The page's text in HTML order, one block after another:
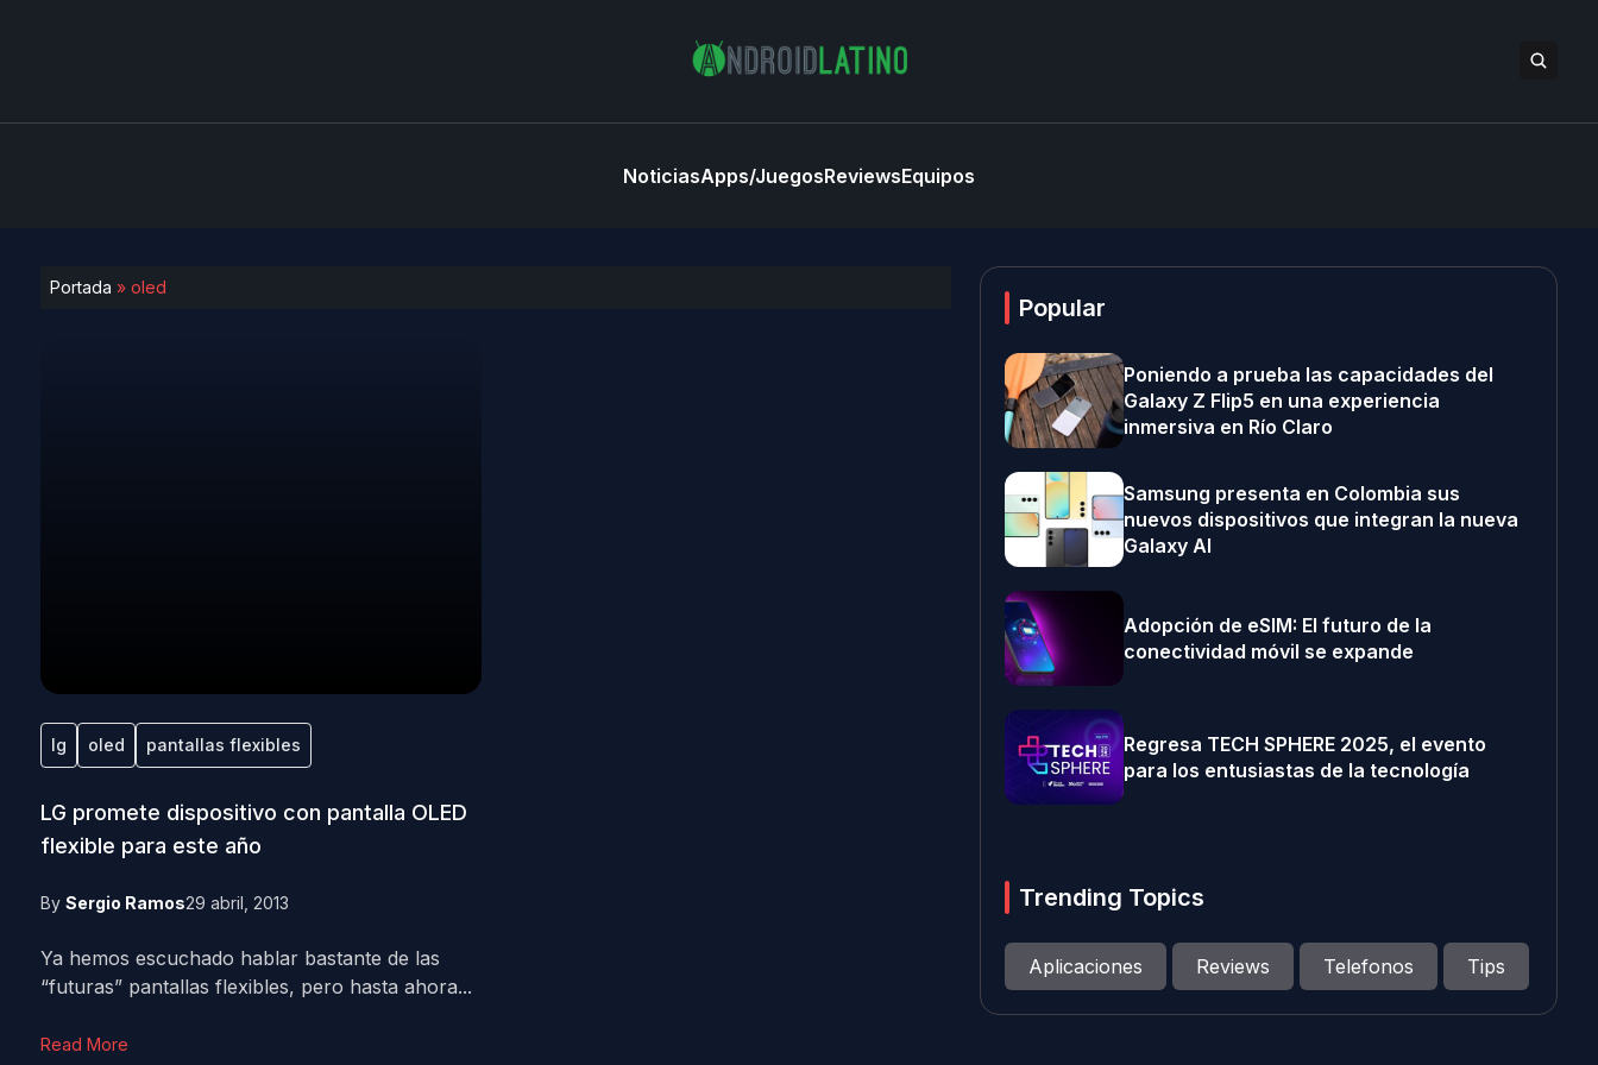
NoticiasApps/JuegosReviewsEquipos
Portada » oled
lg oled pantallas flexibles
LG promete dispositivo con pantalla OLED
flexible para este año
By Sergio Ramos29 abril, 2013
Ya hemos escuchado hablar bastante de las
“futuras” pantallas flexibles, pero hasta ahora...
Read More
Popular
Poniendo a prueba las capacidades del
Galaxy Z Flip5 en una experiencia
inmersiva en Río Claro
Samsung presenta en Colombia sus
nuevos dispositivos que integran la nueva
Galaxy AI
Adopción de eSIM: El futuro de la
conectividad móvil se expande
Regresa TECH SPHERE 2025, el evento
para los entusiastas de la tecnología
Trending Topics
Aplicaciones Reviews Telefonos Tips